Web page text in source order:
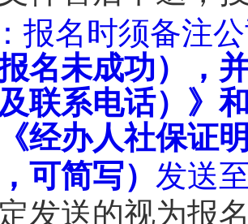
报名时须备注
名未成功），
联系电话） 》
《经办人社保证
可简写） 发送
发送的视为报